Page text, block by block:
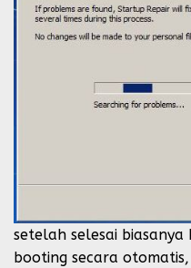
setelah selesai
booting secara